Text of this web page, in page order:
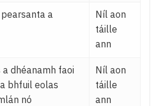
a
Níl aon
táille
ann
dhéanamh faoi
bhfuil eolas
nó
Níl aon
táille
ann